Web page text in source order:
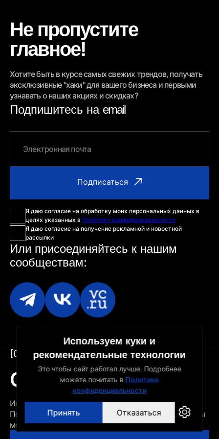
Не пропустите
главное!
Хотите быть в курсе самых свежих трендов, получать
эксклюзивные "хаки" для вашего бизнеса и первыми
узнавать о наших акциях и скидках?
Подпишитесь на email
Я даю согласие на обработку моих персональных данных в
целях указанных в Политике конфиденциальности
Я даю согласие на получение рекламной и новостной
рассылки
Или присоединяйтесь к нашим
сообществам:
[06] Связь
Связаться с нами
Индивидуальные IT решения для вашего бизнеса.
Получите бесплатную консультацию и узнайте, как мы
можем помочь вам достичь успеха
Используем куки и
рекомендательные технологии
Это чтобы сайт работал лучше. Подробнее
можете почитать в Политике
конфиденциальности
Принять Отказаться